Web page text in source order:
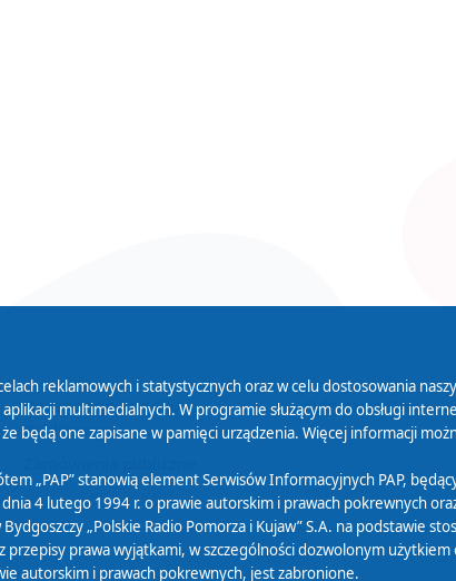
Organizacje Pożytku
Publicznego
Cyfryzacja DAB+
reklamowych i statystycznych oraz w celu dostosowania
multimedialnych. W programie służącym do obsługi
będą one zapisane w pamięci urządzenia. Więcej informacji
„PAP” stanowią element Serwisów Informacyjnych PAP,
4 lutego 1994 r. o prawie autorskim i prawach pokrewnych
„Polskie Radio Pomorza i Kujaw” S.A. na podstawie
prawa wyjątkami, w szczególności dozwolonym użytkiem
autorskim i prawach pokrewnych, jest zabronione.